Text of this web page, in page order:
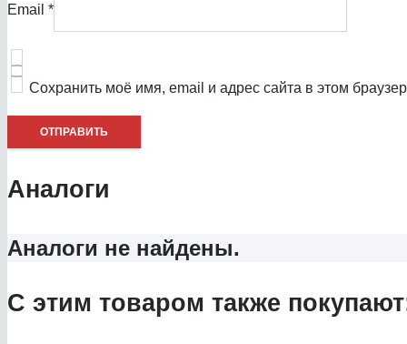
Email *
Сохранить моё имя, email и адрес сайта в этом
Аналоги
Аналоги не найдены.
С этим товаром также